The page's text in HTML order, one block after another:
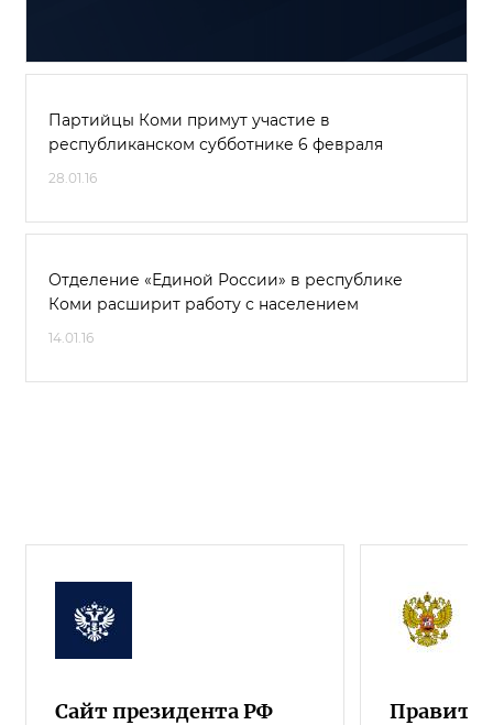
Партийцы Коми примут участие в
республиканском субботнике 6 февраля
28.01.16
Отделение «Единой России» в республике
Коми расширит работу с населением
14.01.16
Сайт президента РФ